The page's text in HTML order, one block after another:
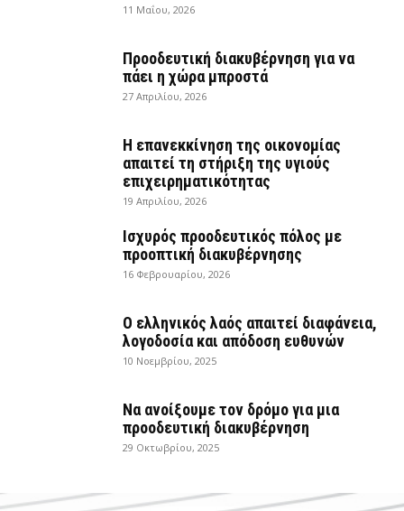
11 Μαΐου, 2026
Προοδευτική διακυβέρνηση για να
πάει η χώρα μπροστά
27 Απριλίου, 2026
Η επανεκκίνηση της οικονομίας
απαιτεί τη στήριξη της υγιούς
επιχειρηματικότητας
19 Απριλίου, 2026
Ισχυρός προοδευτικός πόλος με
προοπτική διακυβέρνησης
16 Φεβρουαρίου, 2026
Ο ελληνικός λαός απαιτεί διαφάνεια,
λογοδοσία και απόδοση ευθυνών
10 Νοεμβρίου, 2025
Να ανοίξουμε τον δρόμο για μια
προοδευτική διακυβέρνηση
29 Οκτωβρίου, 2025